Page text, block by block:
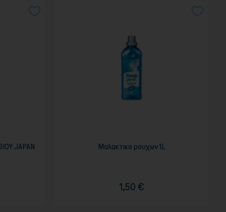
JAPAN Μαλακτικο ρουχων 1L
1,50 €